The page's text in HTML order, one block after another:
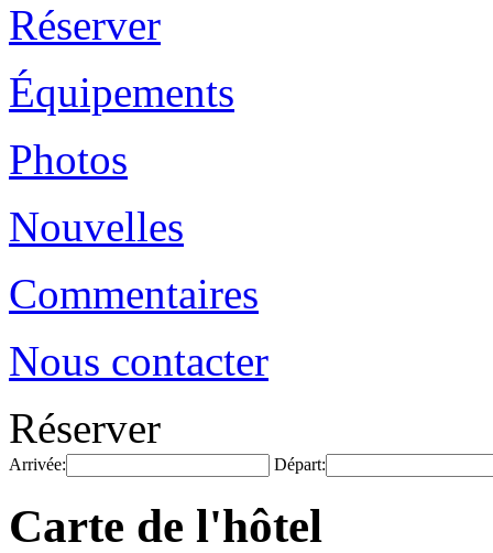
Réserver
Équipements
Photos
Nouvelles
Commentaires
Nous contacter
Réserver
Arrivée: Départ:
Carte de l'hôtel